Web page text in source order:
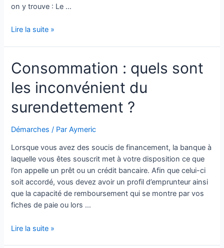
on y trouve : Le …
EDF
les
offres
EDF
?
Lire la suite »
Consommation : quels sont
les inconvénient du
surendettement ?
Démarches / ParAymeric
Lorsque vous avez des soucis de financement, la banque à
laquelle vous êtes souscrit met à votre disposition ce que
l’on appelle un prêt ou un crédit bancaire. Afin que celui-ci
soit accordé, vous devez avoir un profil d’emprunteur ainsi
que la capacité de remboursement qui se montre par vos
fiches de paie ou lors …
Consommation
Lire la suite »